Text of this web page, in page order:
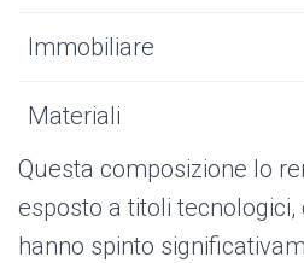
Immobiliare
Materiali
Questa composizione lo
esposto a titoli
hanno spinto